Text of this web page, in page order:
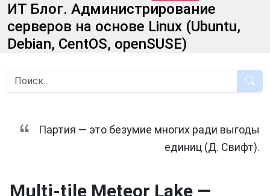
ИТ Блог. Администрирование
серверов на основе Linux (Ubuntu,
Debian, CentOS, openSUSE)
Партия — это безумие многих ради выгоды
единиц (Д. Свифт).
Multi-tile Meteor Lake —